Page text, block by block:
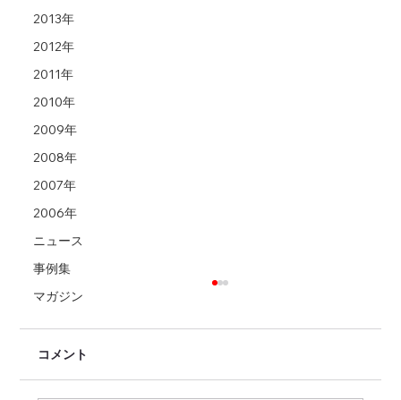
2013年
2012年
2011年
2010年
2009年
2008年
2007年
2006年
ニュース
事例集
マガジン
コメント